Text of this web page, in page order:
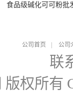
食品级碱化可可粉批
公司首页 公司
联
版权所有